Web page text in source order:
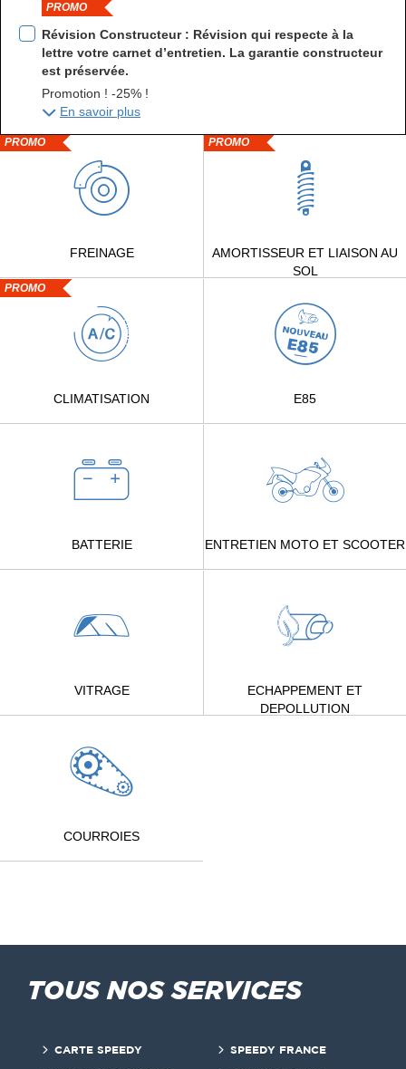
PROMO
Révision Constructeur : Révision qui respecte à la
lettre votre carnet d’entretien. La garantie constructeur
est préservée.
Promotion ! -25% !
En savoir plus
PROMO
FREINAGE
PROMO
AMORTISSEUR ET LIAISON AU
SOL
PROMO
CLIMATISATION E85
BATTERIE ENTRETIEN MOTO ET SCOOTER
VITRAGE
ECHAPPEMENT ET
DEPOLLUTION
COURROIES
TOUS NOS SERVICES
CARTE SPEEDY
SPEEDY FRANCE